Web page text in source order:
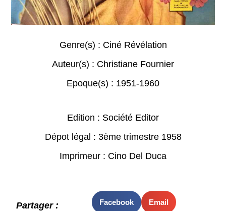
Genre(s) : Ciné Révélation
Auteur(s) : Christiane Fournier
Epoque(s) : 1951-1960
Edition : Société Editor
Dépot légal : 3ème trimestre 1958
Imprimeur : Cino Del Duca
Partager : Facebook Email